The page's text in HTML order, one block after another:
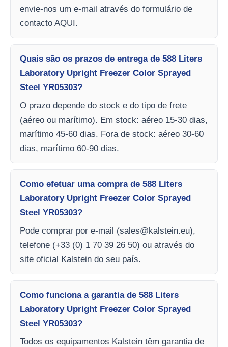
envie-nos um e-mail através do formulário de
contacto AQUI.
Quais são os prazos de entrega de 588 Liters
Laboratory Upright Freezer Color Sprayed
Steel YR05303?
O prazo depende do stock e do tipo de frete
(aéreo ou marítimo). Em stock: aéreo 15-30 dias,
marítimo 45-60 dias. Fora de stock: aéreo 30-60
dias, marítimo 60-90 dias.
Como efetuar uma compra de 588 Liters
Laboratory Upright Freezer Color Sprayed
Steel YR05303?
Pode comprar por e-mail (sales@kalstein.eu),
telefone (+33 (0) 1 70 39 26 50) ou através do
site oficial Kalstein do seu país.
Como funciona a garantia de 588 Liters
Laboratory Upright Freezer Color Sprayed
Steel YR05303?
Todos os equipamentos Kalstein têm garantia de